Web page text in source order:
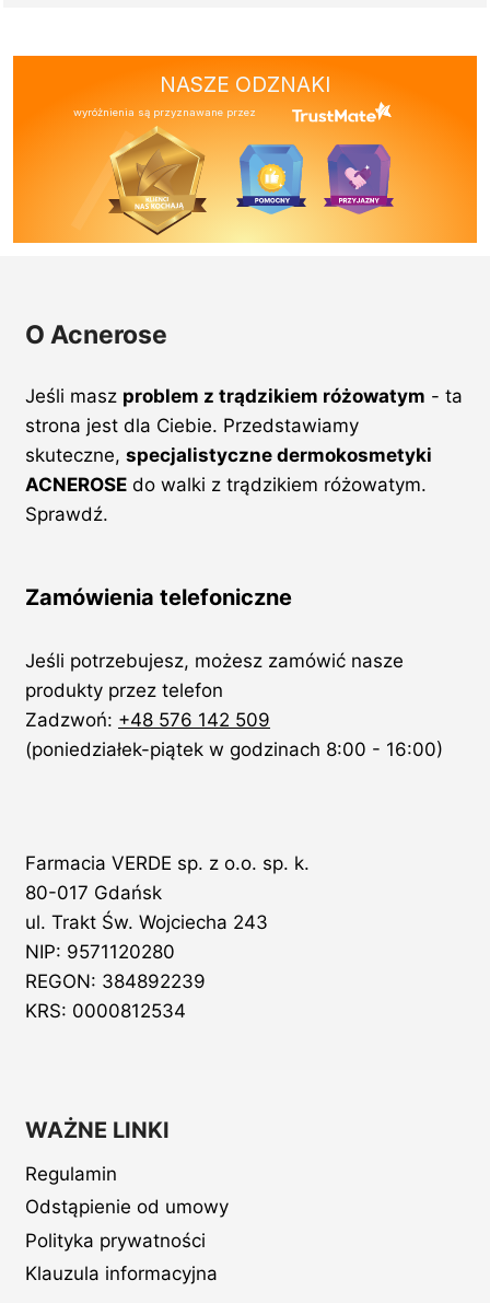
NASZE ODZNAKI
wyróżnienia są przyznawane przez
O Acnerose
Jeśli masz problem z trądzikiem różowatym - ta
strona jest dla Ciebie. Przedstawiamy
skuteczne,specjalistyczne dermokosmetyki
ACNEROSE do walki z trądzikiem różowatym.
Sprawdź.
Zamówienia telefoniczne
Jeśli potrzebujesz, możesz zamówić nasze
produkty przez telefon
Zadzwoń: +48 576 142 509
(poniedziałek-piątek w godzinach 8:00 - 16:00)
Farmacia VERDE sp. z o.o. sp. k.
80-017 Gdańsk
ul. Trakt Św. Wojciecha 243
NIP: 9571120280
REGON: 384892239
KRS: 0000812534
WAŻNE LINKI
Regulamin
Odstąpienie od umowy
Polityka prywatności
Klauzula informacyjna